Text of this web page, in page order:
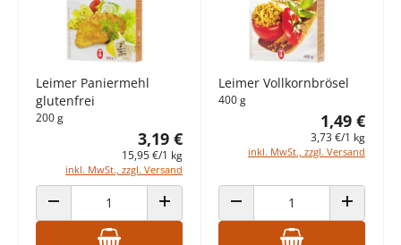
Leimer Paniermehl
glutenfrei
200 g
3,19 €
15,95 €/1 kg
inkl. MwSt., zzgl. Versand
ANZAHL VERRINGERN ANZAHL ERHÖHEN
Leimer Vollkornbrösel
400 g
1,49 €
3,73 €/1 kg
inkl. MwSt., zzgl. Versand
ANZAHL VERRINGERN ANZAHL